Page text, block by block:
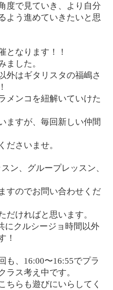
度で見ていき、より自分
よう進めていきたいと思
となります！！
ました。
外はギタリスタの福嶋さ
メンコを紐解いていけた
ますが、毎回新しい仲間
ださいませ。
ン、グループレッスン、
すのでお問い合わせくだ
だければと思います。
にクルシージョ時間以外
！
も、16:00〜16:55でプラ
ラス考え中です。
ちらも遊びにいらしてく